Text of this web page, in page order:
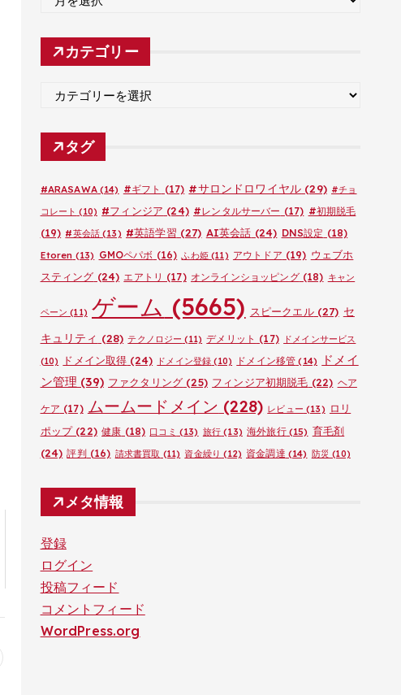
カ
イ
カテゴリー
ゴ
リ
タグ
#ARASAWA(14) #ギフト (17) #サロンドロワイヤル (29) #チョ
コレート (10) #フィンジア (24) #レンタルサーバー (17) #初期脱毛
(19) #英会話 (13) #英語学習 (27) AI英会話 (24) DNS設定 (18)
Etoren (13) GMOペパボ (16) ふわ姫(11) アウトドア (19) ウェブホ
スティング (24) エアトリ (17) オンラインショッピング(18) キャン
ペーン (11) ゲーム (5665) スピークエル(27) セ
キュリティ (28) テクノロジー (11) デメリット (17)
ドメインサービス
(10)
ドメイン取得 (24) ドメイン登録 (10) ドメイン移管 (14)
ドメイ
ン管理 (39) ファクタリング (25) フィンジア初期脱毛 (22) ヘア
ケア (17) ムームードメイン (228) レビュー (13) ロリ
ポップ(22) 健康 (18) 口コミ (13) 旅行 (13) 海外旅行(15) 育毛剤
(24) 評判 (16) 請求書買取 (11) 資金繰り (12) 資金調達 (14) 防災 (10)
メタ情報
登録
ログイン
投稿フィード
コメントフィード
WordPress.org